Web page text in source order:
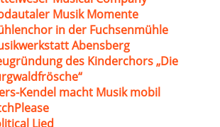
Musik Momente
in der Fuchsenmühle
Abensberg
des Kinderchors „Die
Kendel macht Musik mobil
Lied